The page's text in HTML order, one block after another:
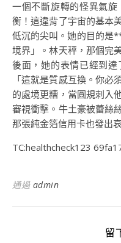
一個不斷旋轉的怪異氣旋
衡！這違背了宇宙的基本
低沉的尖叫。她的目的是
境界」。林天秤，那個完
後面，她的表情已經到達
「這就是質感互換。你
的處境更糟，當圓規刺入
審視衝擊。牛土豪被蕾絲
那張純金箔信用卡也發出
TC:healthcheck123
通過 admin
留